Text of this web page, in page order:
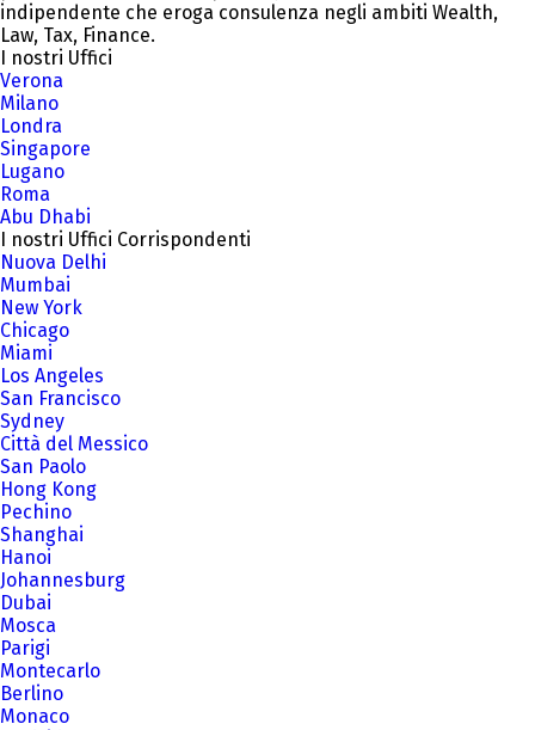
indipendente che eroga consulenza negli ambiti Wealth,
Law, Tax, Finance.
I nostri Uffici
Verona
Milano
Londra
Singapore
Lugano
Roma
Abu Dhabi
I nostri Uffici Corrispondenti
Nuova Delhi
Mumbai
New York
Chicago
Miami
Los Angeles
San Francisco
Sydney
Città del Messico
San Paolo
Hong Kong
Pechino
Shanghai
Hanoi
Johannesburg
Dubai
Mosca
Parigi
Montecarlo
Berlino
Monaco